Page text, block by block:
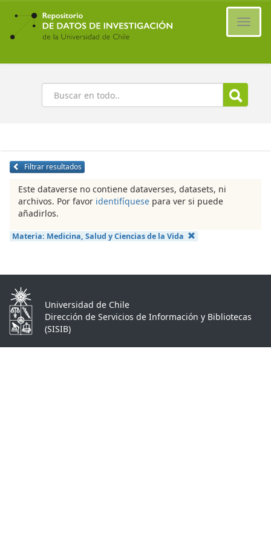
Ir
contenido
principal
Buscar
Filtrar resultados
Este dataverse no contiene dataverses, datasets, ni
archivos. Por favor identifíquese para ver si puede
añadirlos.
Materia: Medicina, Salud y Ciencias de la Vida
Universidad de Chile
Dirección de Servicios de Información y Bibliotecas
(SISIB)